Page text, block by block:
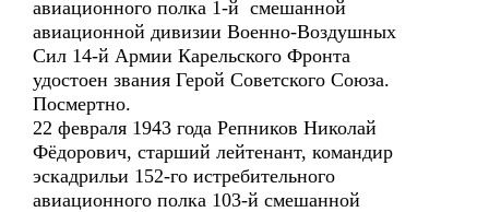
авиационного полка 1-й смешанной
авиационной дивизии Военно-Воздушных
Сил 14-й Армии Карельского Фронта
удостоен звания Герой Советского Союза.
Посмертно.
22 февраля 1943 года Репников Николай
Фёдорович, старший лейтенант, командир
эскадрильи 152-го истребительного
авиационного полка 103-й смешанной